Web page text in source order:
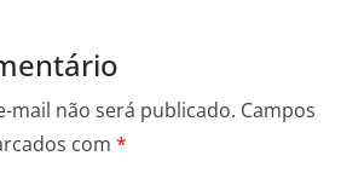
mail não será publicado. Campos
com *